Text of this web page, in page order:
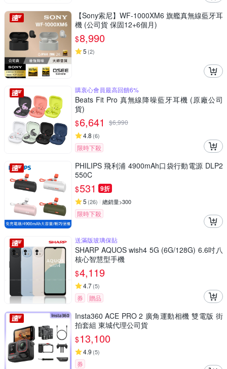
【Sony索尼】WF-1000XM6 旗艦真無線藍牙耳
機 (公司貨 保固12+6個月)
$8,990
5 (2)
購衷心會員最高回饋6%
Beats Fit Pro 真無線降噪藍牙耳機 (原廠公司
貨)
$6,641 $6,990
4.8 (6)
限時下殺
PHILIPS 飛利浦 4900mAh口袋行動電源 DLP2
550C
$531 9折
5 (26) 總銷量>300
限時下殺
送滿版玻璃保貼
SHARP AQUOS wish4 5G (6G/128G) 6.6吋八
核心智慧型手機
$4,119
4.7(5)
券 贈品
Insta360 ACE PRO 2 廣角運動相機 雙電版 街
拍套組 東城代理公司貨
$13,100
4.9 (5)
券